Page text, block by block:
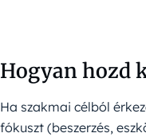
Hogyan hozd
Ha szakmai célból
fókuszt (beszerzés,